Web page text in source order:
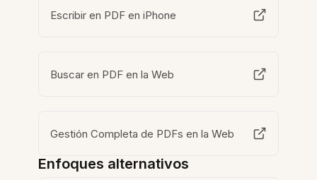
Escribir en PDF en iPhone
Buscar en PDF en la Web
Gestión Completa de PDFs en la Web
Enfoques alternativos